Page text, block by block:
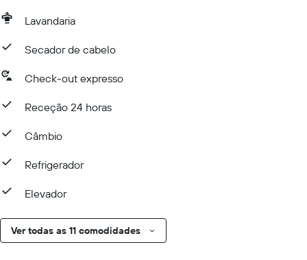
Lavandaria
Secador de cabelo
Check-out expresso
Receção 24 horas
Câmbio
Refrigerador
Elevador
Ver todas as 11 comodidades